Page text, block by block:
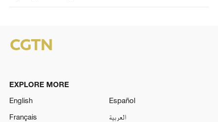
EXPLORE MORE
English
Español
Français
العربية